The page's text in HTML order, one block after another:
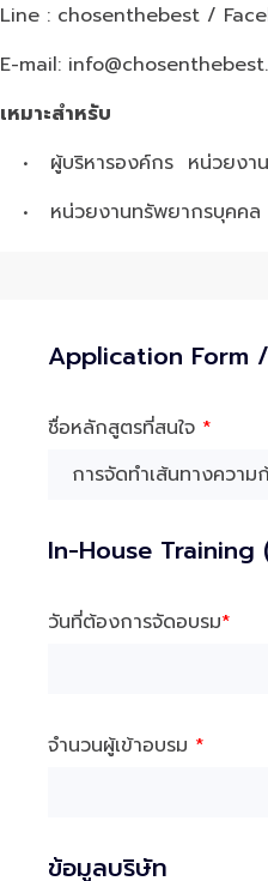
Line : chosenthebest /
E-mail:
เหมาะสำหรับ
• ผู้บริหารองค์กร หน่วยงา
• หน่วยงานทรัพยากรบุคคล
Application Form
ชื่อหลักสูตรที่สนใจ *
In-House Training
วันที่ต้องการจัดอบรม*
จำนวนผู้เข้าอบรม *
ข้อมูลบริษัท